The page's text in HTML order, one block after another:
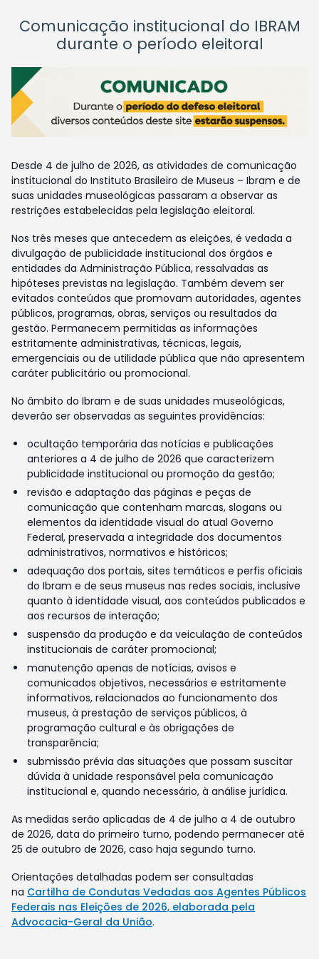
Comunicação institucional do IBRAM
durante o período eleitoral
Desde 4 de julho de 2026, as atividades de comunicação
institucional do Instituto Brasileiro de Museus – Ibram e de
suas unidades museológicas passaram a observar as
restrições estabelecidas pela legislação eleitoral.
Nos três meses que antecedem as eleições, é vedada a
divulgação de publicidade institucional dos órgãos e
entidades da Administração Pública, ressalvadas as
hipóteses previstas na legislação. Também devem ser
evitados conteúdos que promovam autoridades, agentes
públicos, programas, obras, serviços ou resultados da
gestão. Permanecem permitidas as informações
estritamente administrativas, técnicas, legais,
emergenciais ou de utilidade pública que não apresentem
caráter publicitário ou promocional.
No âmbito do Ibram e de suas unidades museológicas,
deverão ser observadas as seguintes providências:
ocultação temporária das notícias e publicações
anteriores a 4 de julho de 2026 que caracterizem
publicidade institucional ou promoção da gestão;
revisão e adaptação das páginas e peças de
comunicação que contenham marcas, slogans ou
elementos da identidade visual do atual Governo
Federal, preservada a integridade dos documentos
administrativos, normativos e históricos;
adequação dos portais, sites temáticos e perfis oficiais
do Ibram e de seus museus nas redes sociais, inclusive
quanto à identidade visual, aos conteúdos publicados e
aos recursos de interação;
suspensão da produção e da veiculação de conteúdos
institucionais de caráter promocional;
manutenção apenas de notícias, avisos e
comunicados objetivos, necessários e estritamente
informativos, relacionados ao funcionamento dos
museus, à prestação de serviços públicos, à
programação cultural e às obrigações de
transparência;
submissão prévia das situações que possam suscitar
dúvida à unidade responsável pela comunicação
institucional e, quando necessário, à análise jurídica.
As medidas serão aplicadas de 4 de julho a 4 de outubro
de 2026, data do primeiro turno, podendo permanecer até
25 de outubro de 2026, caso haja segundo turno.
Orientações detalhadas podem ser consultadas
na Cartilha de Condutas Vedadas aos Agentes Públicos
Federais nas Eleições de 2026, elaborada pela
Advocacia-Geral da União.